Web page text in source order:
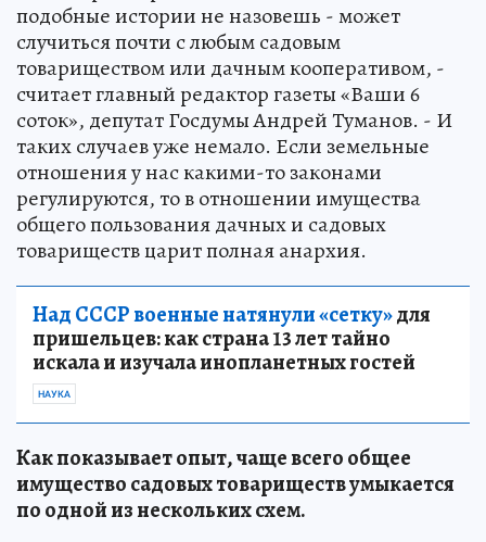
подобные истории не назовешь - может
случиться почти с любым садовым
товариществом или дачным кооперативом, -
считает главный редактор газеты «Ваши 6
соток», депутат Госдумы Андрей Туманов. - И
таких случаев уже немало. Если земельные
отношения у нас какими-то законами
регулируются, то в отношении имущества
общего пользования дачных и садовых
товариществ царит полная анархия.
Над СССР военные натянули «сетку»для
пришельцев: как страна 13 лет тайно
искала и изучала инопланетных гостей
НАУКА
Как показывает опыт, чаще всего общее
имущество садовых товариществ умыкается
по одной из нескольких схем.